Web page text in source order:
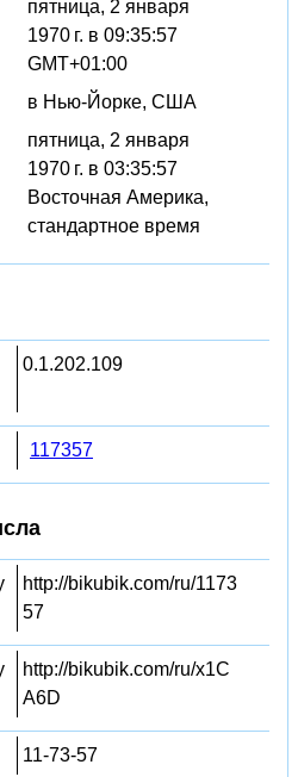
пятница, 2 января
1970 г. в 09:35:57
GMT+01:00
в Нью-Йорке, США
пятница, 2 января
1970 г. в 03:35:57
Восточная Америка,
стандартное время
0.1.202.109
117357
http://bikubik.com/ru/1173
57
http://bikubik.com/ru/x1C
A6D
11-73-57